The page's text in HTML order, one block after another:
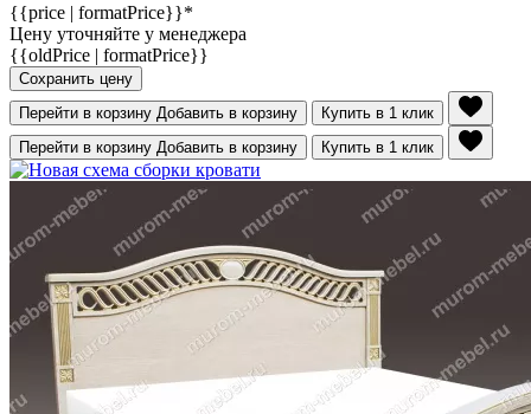
{{price | formatPrice}}*
Цену уточняйте у менеджера
{{oldPrice | formatPrice}}
Сохранить цену
Перейти в корзину Добавить в корзину
Купить в 1 клик
Перейти в корзину Добавить в корзину Купить в 1 клик